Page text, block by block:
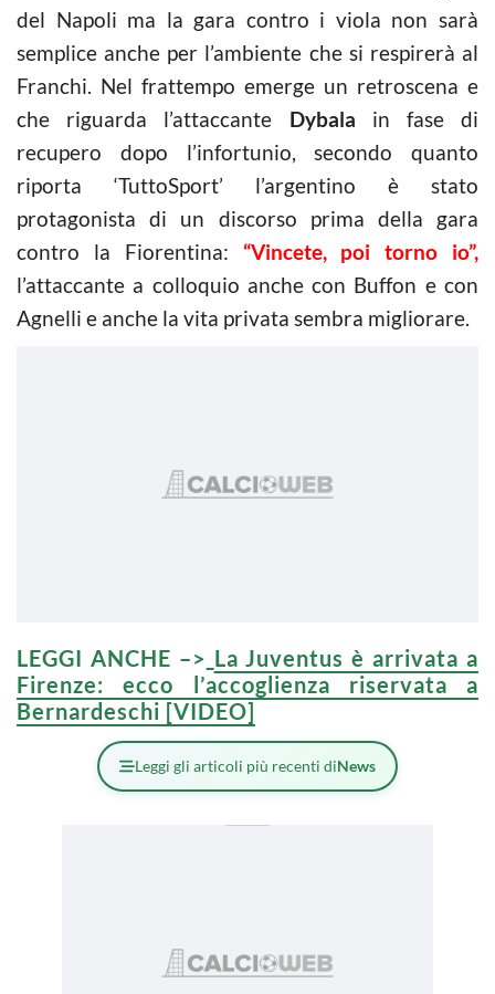
del Napoli ma la gara contro i viola non sarà
semplice anche per l’ambiente che si respirerà al
Franchi. Nel frattempo emerge un retroscena e
che riguarda l’attaccante Dybala in fase di
recupero dopo l’infortunio, secondo quanto
riporta ‘TuttoSport’ l’argentino è stato
protagonista di un discorso prima della gara
contro la Fiorentina: “Vincete, poi torno io”,
l’attaccante a colloquio anche con Buffon e con
Agnelli e anche la vita privata sembra migliorare.
LEGGI ANCHE –> La Juventus è arrivata a
Firenze: ecco l’accoglienza riservata a
Bernardeschi [VIDEO]
Leggi gli articoli più recenti diNews